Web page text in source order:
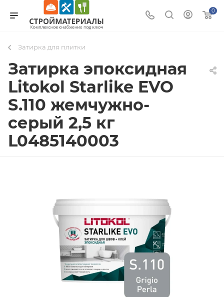
0
Затирка для плитки
Затирка эпоксидная
Litokol Starlike EVO
S.110 жемчужно-
серый 2,5 кг
L0485140003